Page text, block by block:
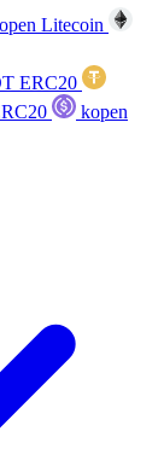
Litecoin
ERC20
kopen